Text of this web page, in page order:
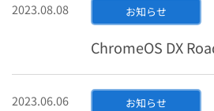
2023.08.08 お知らせ
ChromeOS DX
2023.06.06 お知らせ